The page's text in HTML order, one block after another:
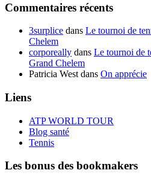
Commentaires récents
3surplice dans Le tournoi de
Chelem
corporeally dans Le tournoi de
Grand Chelem
Patricia West dans On apprécie
Liens
ATP WORLD TOUR
Blog santé
Tennis
Les bonus des bookmakers